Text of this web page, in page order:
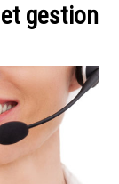
gestion